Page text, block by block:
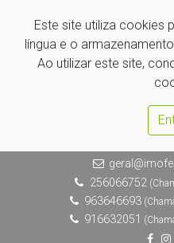
Este site utiliza cookies
língua e o
Ao utilizar este site,
256066752
963646693
916632051